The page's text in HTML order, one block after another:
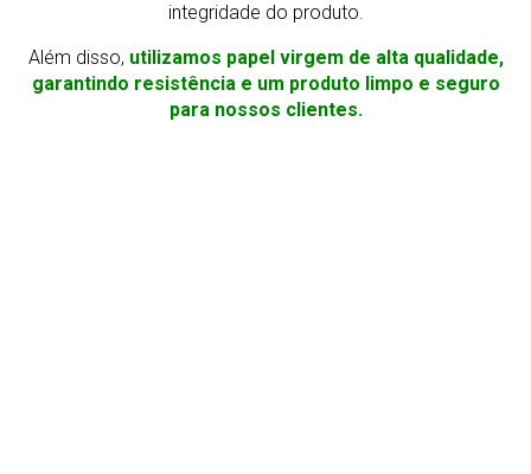
integridade do produto.
Além disso, utilizamos papel virgem de alta qualidade,
garantindo resistência e um produto limpo e seguro
para nossos clientes.